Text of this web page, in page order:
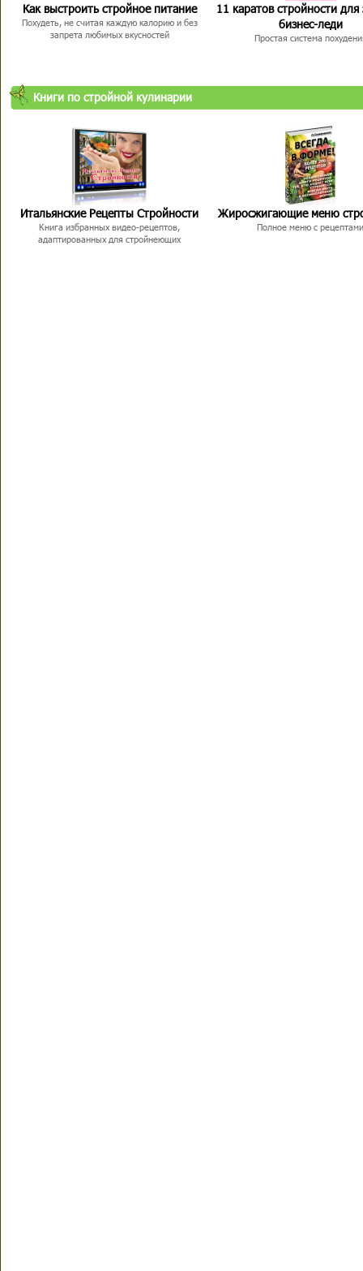
Как выстроить стройное питание
Похудеть, не считая каждую калорию и без
запрета любимых вкусностей
11 каратов стройности для
бизнес-леди
Простая система
Книги по стройной кулинарии
Итальянские Рецепты Стройности
Книга избранных видео-рецептов,
адаптированных для стройнеющих
Жиросжигающие меню
Полное меню с рецептами